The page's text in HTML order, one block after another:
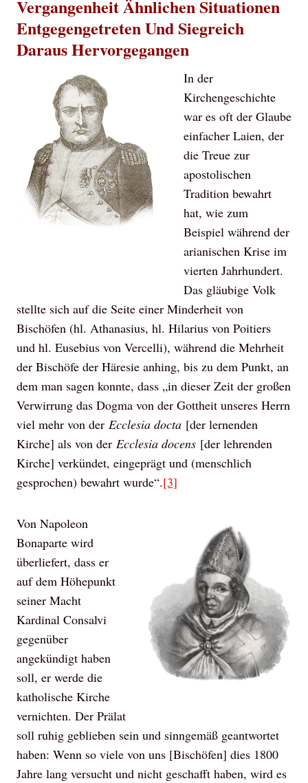
Vergangenheit Ähnlichen Situationen
Entgegengetreten Und Siegreich
Daraus Hervorgegangen
In der
Kirchengeschichte
war es oft der Glaube
einfacher Laien, der
die Treue zur
apostolischen
Tradition bewahrt
hat, wie zum
Beispiel während der
arianischen Krise im
vierten Jahrhundert.
Das gläubige Volk
stellte sich auf die Seite einer Minderheit von
Bischöfen (hl. Athanasius, hl. Hilarius von Poitiers
und hl. Eusebius von Vercelli), während die Mehrheit
der Bischöfe der Häresie anhing, bis zu dem Punkt, an
dem man sagen konnte, dass „in dieser Zeit der großen
Verwirrung das Dogma von der Gottheit unseres Herrn
viel mehr von der Ecclesia docta [der lernenden
Kirche] als von der Ecclesia docens [der lehrenden
Kirche] verkündet, eingeprägt und (menschlich
gesprochen) bewahrt wurde“.[3]
Von Napoleon
Bonaparte wird
überliefert, dass er
auf dem Höhepunkt
seiner Macht
Kardinal Consalvi
gegenüber
angekündigt haben
soll, er werde die
katholische Kirche
vernichten. Der Prälat
soll ruhig geblieben sein und sinngemäß geantwortet
haben: Wenn so viele von uns [Bischöfen] dies 1800
Jahre lang versucht und nicht geschafft haben, wird es